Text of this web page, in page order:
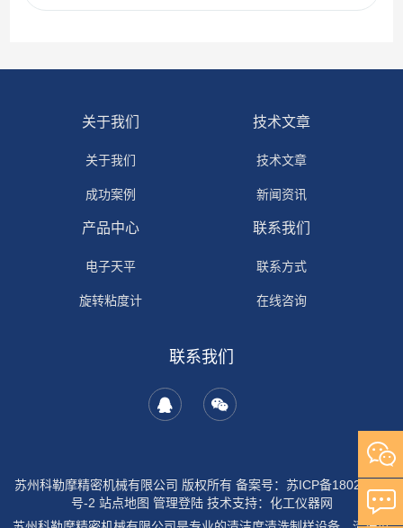
关于我们
关于我们
成功案例
技术文章
技术文章
新闻资讯
产品中心
电子天平
旋转粘度计
联系我们
联系方式
在线咨询
联系我们
苏州科勒摩精密机械有限公司 版权所有 备案号：苏ICP备18029954
号-2 站点地图 管理登陆技术支持： 化工仪器网